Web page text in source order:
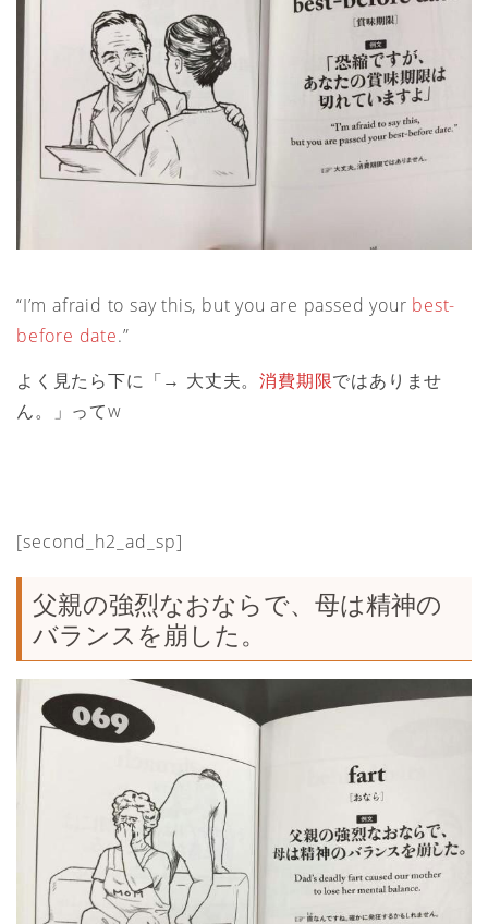
“I’m afraid to say this, but you are passed your best-
before date.”
よく見たら下に「→ 大丈夫。消費期限ではありませ
ん。」ってw
[second_h2_ad_sp]
父親の強烈なおならで、母は精神の
バランスを崩した。